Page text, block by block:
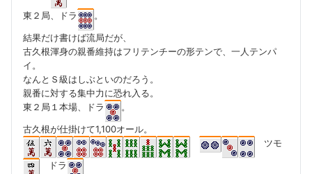
東２局、ドラ
。
結果だけ書けば流局だが、
古久根渾身の親番維持はフリテンチーの形テンで、一人テンパ
イ。
なんとＳ級はしぶといのだろう。
親番に対する集中力に恐れ入る。
東２局１本場、ドラ
。
古久根が仕掛けて1,100オール。
ツモ
ドラ